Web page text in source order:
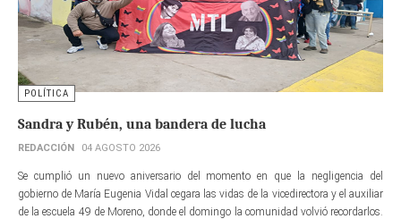
POLÍTICA
Sandra y Rubén, una bandera de lucha
REDACCIÓN 04 AGOSTO 2026
Se cumplió un nuevo aniversario del momento en que la negligencia del
gobierno de María Eugenia Vidal cegara las vidas de la vicedirectora y el auxiliar
de la escuela 49 de Moreno, donde el domingo la comunidad volvió recordarlos.